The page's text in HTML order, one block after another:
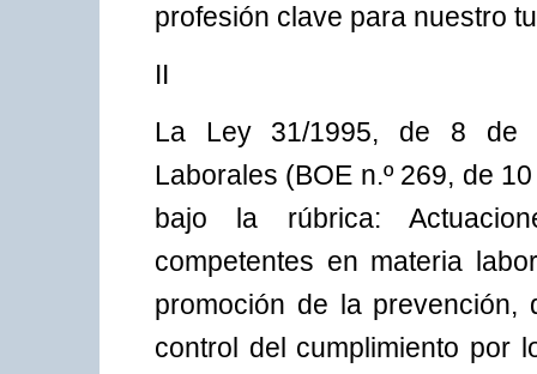
profesión clave para nuestro
II
La Ley 31/1995, de 8 de
Laborales (BOE n.º 269, de
bajo la rúbrica:
competentes en materia
promoción de la prevención,
control del cumplimiento por